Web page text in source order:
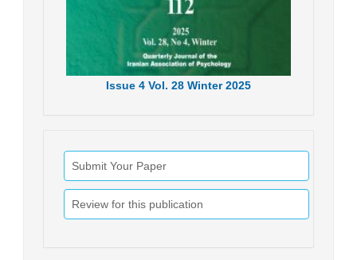
Issue 4 Vol. 28 Winter 2025
Submit Your Paper
Review for this publication